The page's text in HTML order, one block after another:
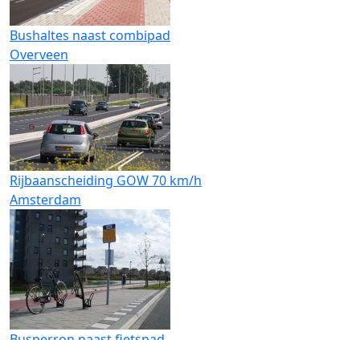
Bushaltes naast combipad
Overveen
Rijbaanscheiding GOW 70 km/h
Amsterdam